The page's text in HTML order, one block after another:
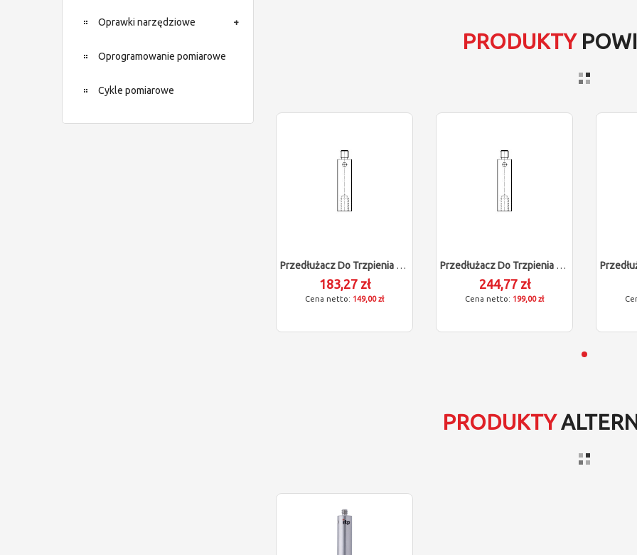
Oprawki narzędziowe
Oprogramowanie pomiarowe
Cykle pomiarowe
PRODUKTY
Przedłużacz Do Trzpienia Renishaw Dla Zeiss 602030-9050-000
183,27 zł
149,00 zł
Przedłużacz Do Trzpienia Renishaw Dla Zeiss 602030-9052-000
244,77 zł
199,00 zł
PRODUKTY